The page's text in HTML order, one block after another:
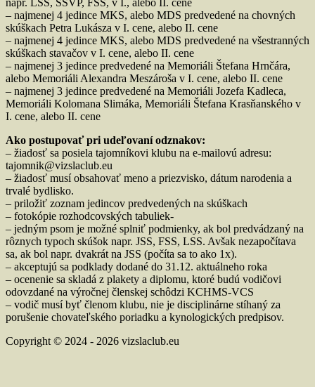
– najmenej 4 jedince MKS, alebo MDS predvedené na chovných
skúškach Petra Lukásza v I. cene, alebo II. cene
– najmenej 4 jedince MKS, alebo MDS predvedené na všestranných
skúškach stavačov v I. cene, alebo II. cene
– najmenej 3 jedince predvedené na Memoriáli Štefana Hrnčára,
alebo Memoriáli Alexandra Meszároša v I. cene, alebo II. cene
– najmenej 3 jedince predvedené na Memoriáli Jozefa Kadleca,
Memoriáli Kolomana Slimáka, Memoriáli Štefana Krasňanského v
I. cene, alebo II. cene
Ako postupovať pri udeľovaní odznakov:
– žiadosť sa posiela tajomníkovi klubu na e-mailovú adresu:
tajomnik@vizslaclub.eu
– žiadosť musí obsahovať meno a priezvisko, dátum narodenia a
trvalé bydlisko.
– priložiť zoznam jedincov predvedených na skúškach
– fotokópie rozhodcovských tabuliek-
– jedným psom je možné splniť podmienky, ak bol predvádzaný na
rôznych typoch skúšok napr. JSS, FSS, LSS. Avšak nezapočítava
sa, ak bol napr. dvakrát na JSS (počíta sa to ako 1x).
– akceptujú sa podklady dodané do 31.12. aktuálneho roka
– ocenenie sa skladá z plakety a diplomu, ktoré budú vodičovi
odovzdané na výročnej členskej schôdzi KCHMS-VCS
– vodič musí byť členom klubu, nie je disciplinárne stíhaný za
porušenie chovateľského poriadku a kynologických predpisov.
Copyright © 2024 - 2026 vizslaclub.eu